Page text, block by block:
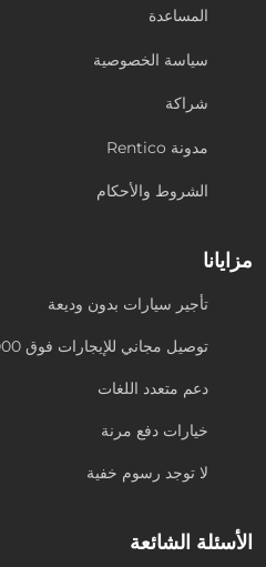
المساعدة
سياسة الخصوصية
شراكة
مدونة Rentico
الشروط والأحكام
مزايانا
تأجير سيارات بدون وديعة
توصيل مجاني للإيجارات فوق 1000 درهم
دعم متعدد اللغات
خيارات دفع مرنة
لا توجد رسوم خفية
الأسئلة الشائعة